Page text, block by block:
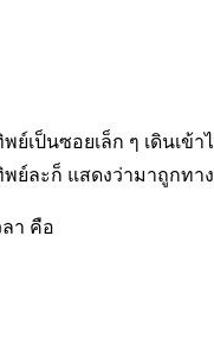
ย์เป็นซอยเล็ก ๆ เดินเ
ย์ละก็ แสดงว่ามาถูกท
ลา คือ